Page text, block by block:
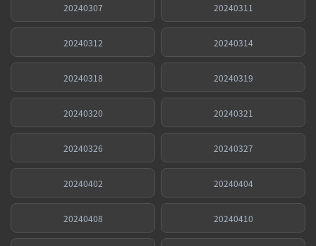
20240307 20240311
20240312 20240314
20240318 20240319
20240320 20240321
20240326 20240327
20240402 20240404
20240408 20240410